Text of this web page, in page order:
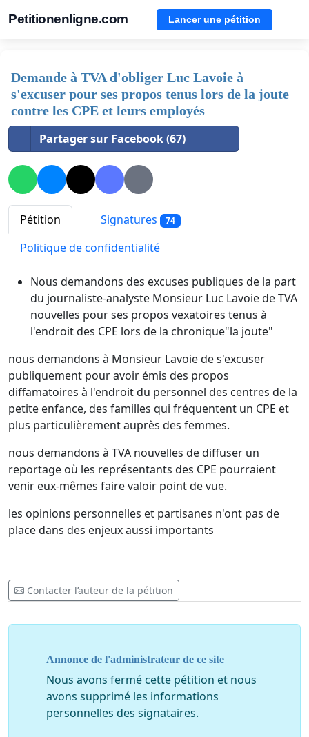
Petitionenligne.com Lancer une pétition
Demande à TVA d'obliger Luc Lavoie à
s'excuser pour ses propos tenus lors de la joute
contre les CPE et leurs employés
Partager sur Facebook (67)
Pétition Signatures 74
Politique de confidentialité
Nous demandons des excuses publiques de la part
du journaliste-analyste Monsieur Luc Lavoie de TVA
nouvelles pour ses propos vexatoires tenus à
l'endroit des CPE lors de la chronique"la joute"
nous demandons à Monsieur Lavoie de s'excuser
publiquement pour avoir émis des propos
diffamatoires à l'endroit du personnel des centres de la
petite enfance, des familles qui fréquentent un CPE et
plus particulièrement auprès des femmes.
nous demandons à TVA nouvelles de diffuser un
reportage où les représentants des CPE pourraient
venir eux-mêmes faire valoir point de vue.
les opinions personnelles et partisanes n'ont pas de
place dans des enjeux aussi importants
Contacter l’auteur de la pétition
Annonce de l'administrateur de ce site
Nous avons fermé cette pétition et nous
avons supprimé les informations
personnelles des signataires.